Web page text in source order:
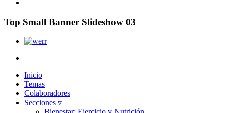
Top Small Banner Slideshow 03
Inicio
Temas
Colaboradores
Secciones ▿